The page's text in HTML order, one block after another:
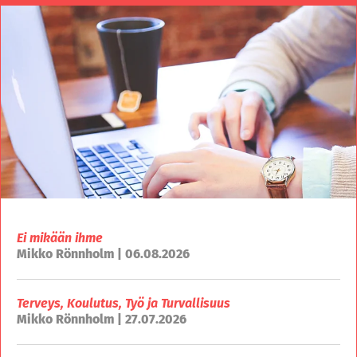
Ei mikään ihme
Mikko Rönnholm | 06.08.2026
Terveys, Koulutus, Työ ja Turvallisuus
Mikko Rönnholm | 27.07.2026